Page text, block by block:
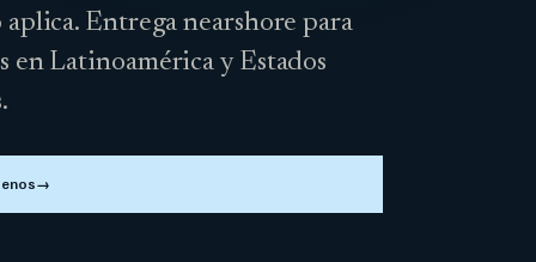
aplica. Entrega nearshore para
en Latinoamérica y Estados
→